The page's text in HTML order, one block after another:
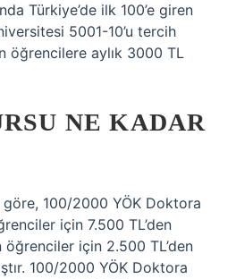
Türkiye’de ilk 100’e giren
5001-10’u tercih
öğrencilere aylık 3000 TL
NE KADAR
100/2000 YÖK Doktora
için 7.500 TL’den
öğrenciler için 2.500 TL’den
100/2000 YÖK Doktora